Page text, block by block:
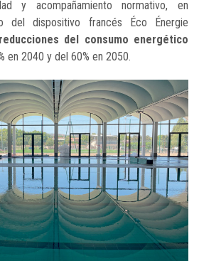
y acompañamiento normativo, en
del dispositivo francés Éco Énergie
del consumo energético
en 2040 y del 60% en 2050.